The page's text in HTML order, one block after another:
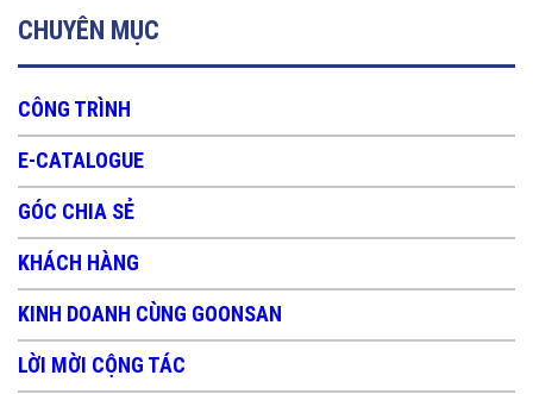
CHUYÊN MỤC
CÔNG TRÌNH
E-CATALOGUE
GÓC CHIA SẺ
KHÁCH HÀNG
KINH DOANH CÙNG GOONSAN
LỜI MỜI CỘNG TÁC